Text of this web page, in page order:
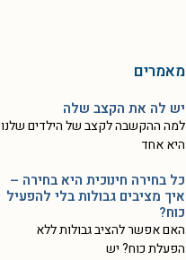
מאמרים
יש לה את הקצב שלה
למה ההקשבה לקצב של הילדים שלנו
היא אחד
כל בחירה חינוכית היא בחירה –
איך מציבים גבולות בלי להפעיל
כוח?
האם אפשר להציב גבולות ללא
הפעלת כוח? יש